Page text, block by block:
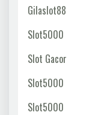
Gilaslot88
Slot5000
Slot Gacor
Slot5000
Slot5000